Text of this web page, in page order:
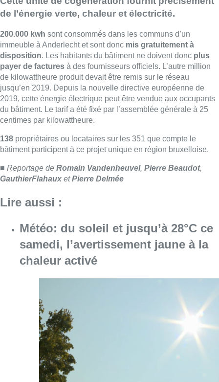
propriétaires ou locataires sur les 351 que compte le
bâtiment participent à ce projet unique en région bruxelloise.
■Reportage deRomain Vandenheuvel,Pierre Beaudot
GauthierFlahauxetPierre Delmée
Lire aussi :
Météo: du soleil et jusqu’à 28°C ce
samedi, l’avertissement jaune à la
chaleur activé
08 août 2026Consulter l'article "Météo: du soleil et
Coups de feu sur fond de “rivalité
amoureuse” à Uccle: une personne
blessée à la jambe